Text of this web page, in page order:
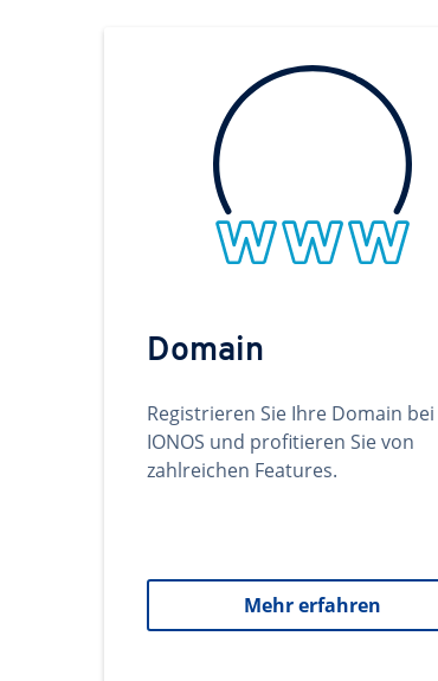
Domain
Registrieren Sie Ihre Domain bei
IONOS und profitieren Sie von
zahlreichen Features.
Mehr erfahren